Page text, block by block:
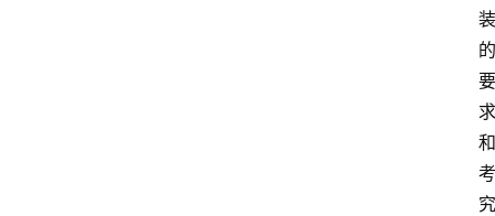
装
的
要
求
和
考
究